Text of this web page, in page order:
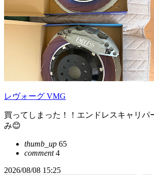
レヴォーグ VMG
買ってしまった！！エンドレスキャリパ
み😊
thumb_up 65
comment4
2026/08/08 15:25